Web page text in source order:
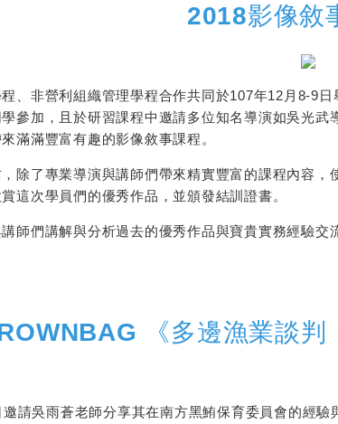
2018影像敘
、非營利組織管理學程合作共同於107年12月8-9
參加，且於研習課程中邀請多位知名導演如吳光
滿滿豐富有趣的影像敘事課程。
除了專業導演與講師們帶來精實豐富的課程內容
這次學員們的優秀作品，並頒發結訓證書。
師們講解與分析過去的優秀作品與寶貴實務經驗
《多邊漁業談判
請吳雨蒼老師分享其在南方黑鮪保育委員會的經